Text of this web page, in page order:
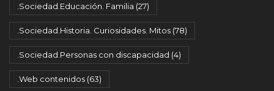
.Sociedad.Educación. Familia (27)
.Sociedad.Historia. Curiosidades. Mitos (78)
.Sociedad.Personas con discapacidad (4)
.Web contenidos (63)